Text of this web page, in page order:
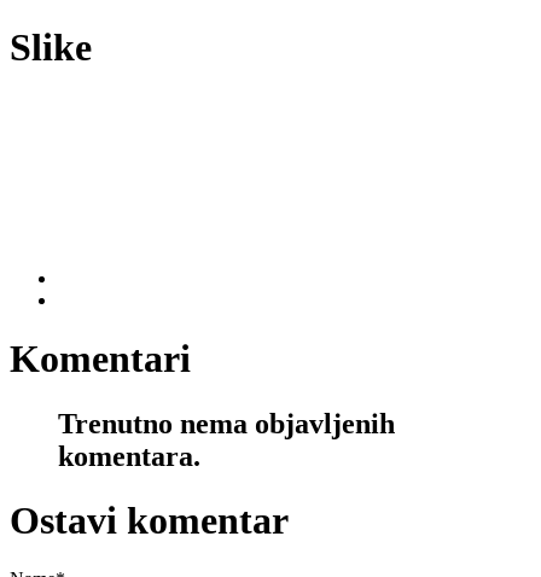
Slike
Komentari
Trenutno nema objavljenih
komentara.
Ostavi komentar